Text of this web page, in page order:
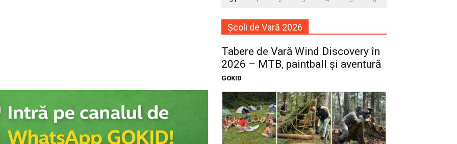
Școli de Vară 2026
Tabere de Vară Wind Discovery în
2026 – MTB, paintball și aventură
GOKID